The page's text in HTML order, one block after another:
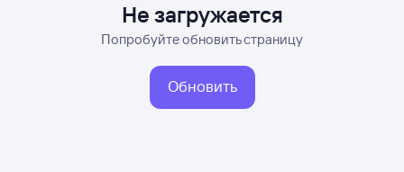
Не загружается
Попробуйте обновить страницу
Обновить